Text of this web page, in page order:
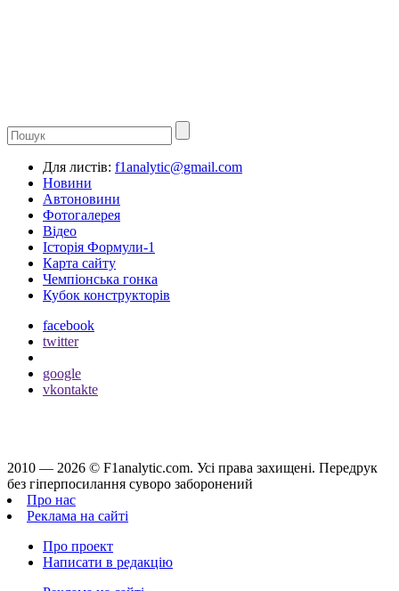
Для листів: f1analytic@gmail.com
Новини
Автоновини
Фотогалерея
Відео
Історія Формули-1
Карта сайту
Чемпіонська гонка
Кубок конструкторів
facebook
twitter
google
vkontakte
2010 — 2026 © F1analytic.com. Усi права захищенi. Передрук
без гіперпосилання суворо заборонений
Про нас
Реклама на сайті
Про проект
Написати в редакцію